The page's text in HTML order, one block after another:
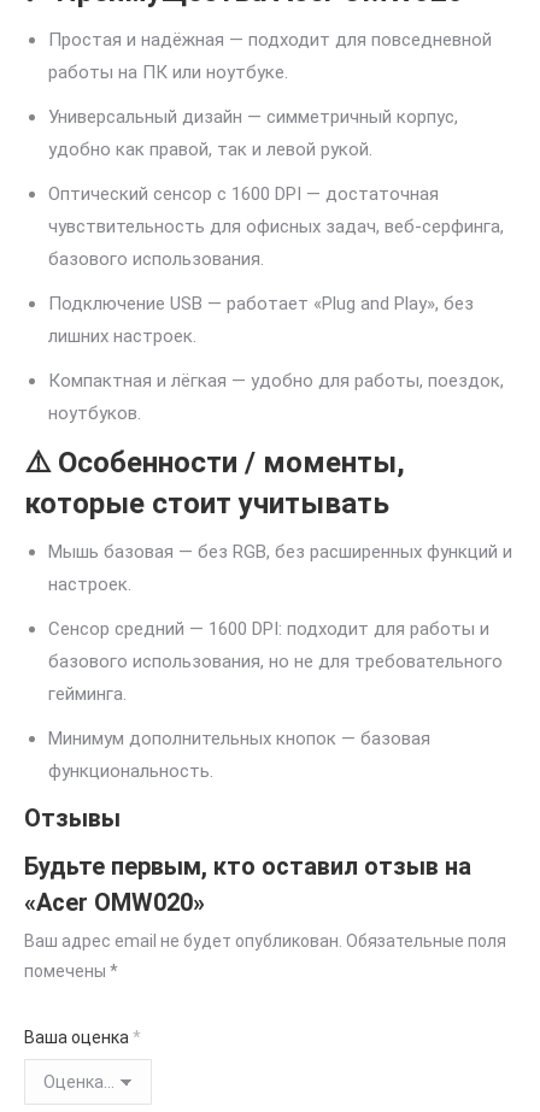
Простая и надёжная — подходит для повседневной
работы на ПК или ноутбуке.
Универсальный дизайн — симметричный корпус,
удобно как правой, так и левой рукой.
Оптический сенсор с 1600 DPI — достаточная
чувствительность для офисных задач, веб-серфинга,
базового использования.
Подключение USB — работает «Plug and Play», без
лишних настроек.
Компактная и лёгкая — удобно для работы, поездок,
ноутбуков.
⚠️ Особенности / моменты,
которые стоит учитывать
Мышь базовая — без RGB, без расширенных функций и
настроек.
Сенсор средний — 1600 DPI: подходит для работы и
базового использования, но не для требовательного
гейминга.
Минимум дополнительных кнопок — базовая
функциональность.
Отзывы
Будьте первым, кто оставил отзыв на
«Acer OMW020»
Ваш адрес email не будет опубликован. Обязательные поля
помечены *
Ваша оценка *